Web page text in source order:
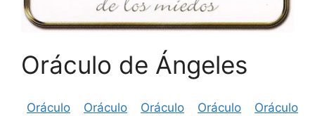
Oráculo de Ángeles
Oráculo
Oráculo
Oráculo
Oráculo
Oráculo